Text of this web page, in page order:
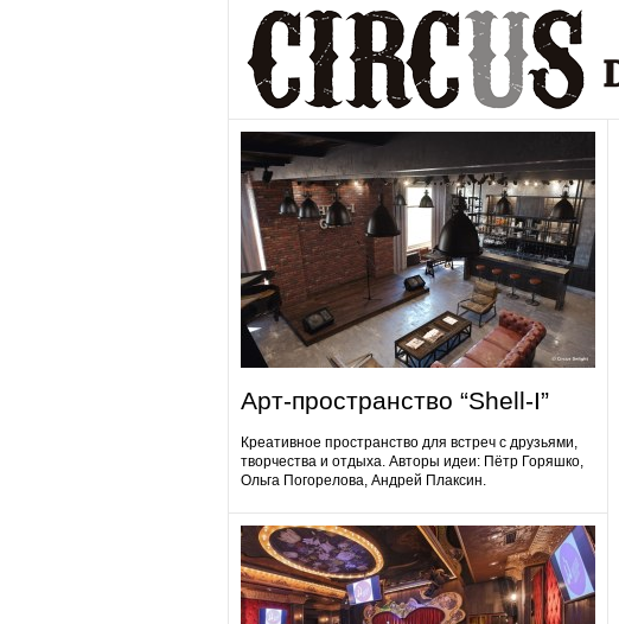
Арт-пространство “Shell-I”
Креативное пространство для встреч с друзьями,
творчества и отдыха. Авторы идеи: Пётр Горяшко,
Ольга Погорелова, Андрей Плаксин.